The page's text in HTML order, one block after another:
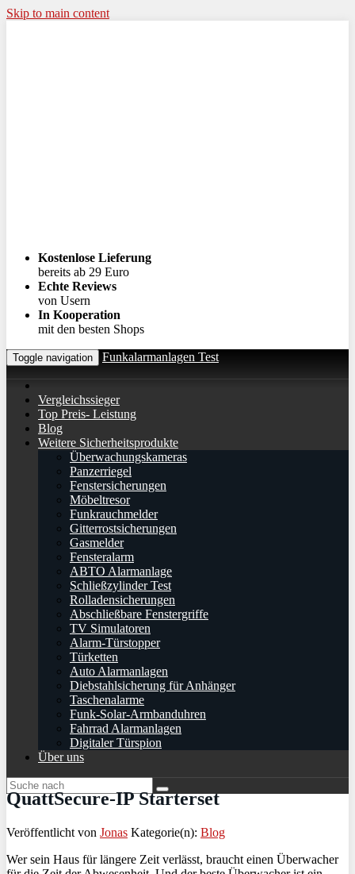
Skip to main content
Kostenlose Lieferung
bereits ab 29 Euro
Echte Reviews
von Usern
In Kooperation
mit den besten Shops
Toggle navigation Funkalarmanlagen Test
Vergleichssieger
Top Preis- Leistung
Blog
Weitere Sicherheitsprodukte
Überwachungskameras
Panzerriegel
Fenstersicherungen
Möbeltresor
Funkrauchmelder
Gitterrostsicherungen
Gasmelder
Fensteralarm
ABTO Alarmanlage
Schließzylinder Test
Rolladensicherungen
Abschließbare Fenstergriffe
TV Simulatoren
Alarm-Türstopper
Türketten
Auto Alarmanlagen
Diebstahlsicherung für Anhänger
Taschenalarme
Funk-Solar-Armbanduhren
Fahrrad Alarmanlagen
Digitaler Türspion
Über uns
QuattSecure-IP Starterset
Veröffentlicht von Jonas Kategorie(n): Blog
Wer sein Haus für längere Zeit verlässt, braucht einen Überwacher